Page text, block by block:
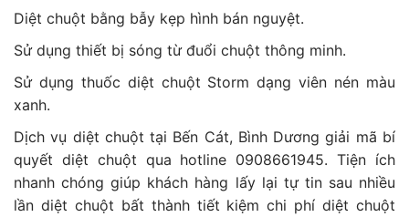
Diệt chuột bằng bẫy kẹp hình bán nguyệt.
Sử dụng thiết bị sóng từ đuổi chuột thông minh.
Sử dụng thuốc diệt chuột Storm dạng viên nén màu
xanh.
Dịch vụ diệt chuột tại Bến Cát, Bình Dương giải mã bí
quyết diệt chuột qua hotline 0908661945. Tiện ích
nhanh chóng giúp khách hàng lấy lại tự tin sau nhiều
lần diệt chuột bất thành tiết kiệm chi phí diệt chuột